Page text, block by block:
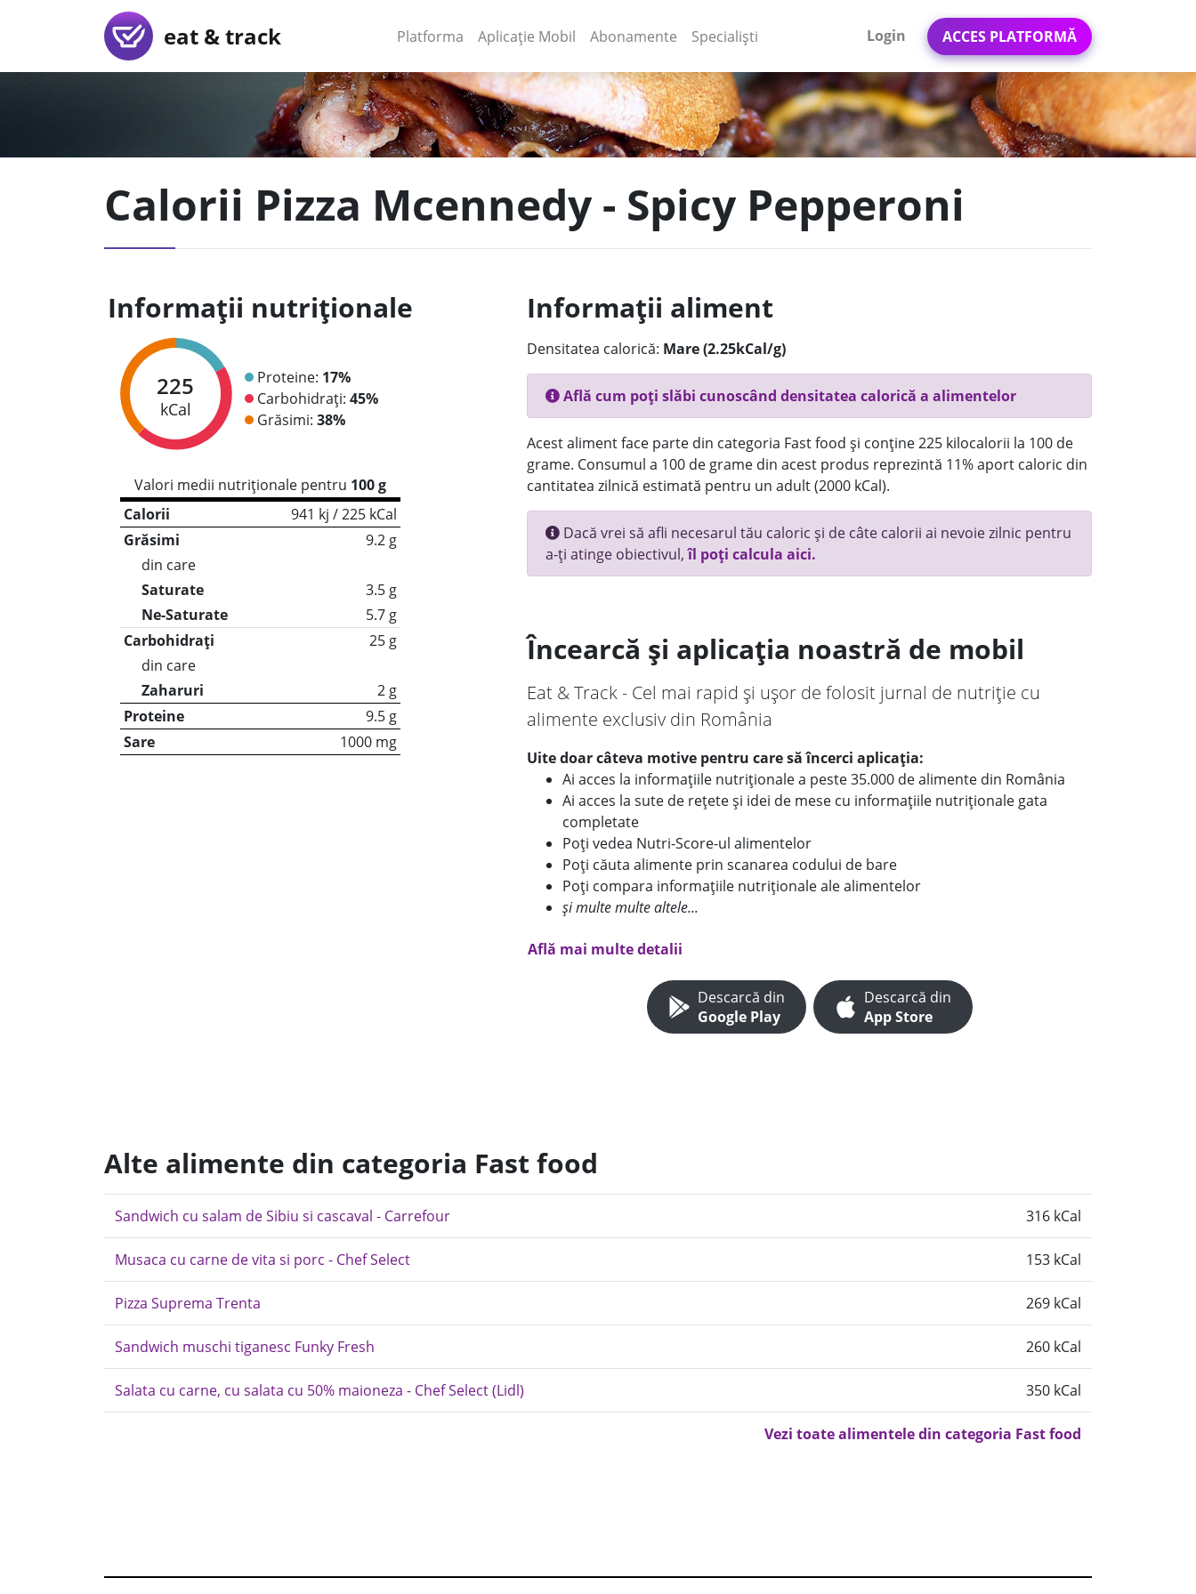
eat & track Platforma (current)
Aplicație Mobil (current)
Abonamente Specialiști Login ACCES PLATFORMĂ
Calorii Pizza Mcennedy - Spicy Pepperoni
Informații nutriționale
225
kCal
Proteine: 17%
Carbohidrați: 45%
Grăsimi: 38%
Valori medii nutriționale pentru 100 g
Calorii
941 kj / 225 kCal
Grăsimi
9.2 g
din care
Saturate
3.5 g
Ne-Saturate
5.7 g
Carbohidrați
25 g
din care
Zaharuri
2 g
Proteine
9.5 g
Sare
1000 mg
Informații aliment
Densitatea calorică: Mare (2.25kCal/g)
Află cum poți slăbi cunoscând densitatea calorică a alimentelor
Acest aliment face parte din categoria Fast food și conține 225 kilocalorii la 100 de
grame. Consumul a 100 de grame din acest produs reprezintă 11% aport caloric din
cantitatea zilnică estimată pentru un adult (2000 kCal).
Dacă vrei să afli necesarul tău caloric și de câte calorii ai nevoie zilnic pentru
a-ți atinge obiectivul,îl poți calcula aici.
Încearcă și aplicația noastră de mobil
Eat & Track - Cel mai rapid și ușor de folosit jurnal de nutriție cu
alimente exclusiv din România
Uite doar câteva motive pentru care să încerci aplicația:
Ai acces la informațiile nutriționale a peste 35.000 de alimente din România
Ai acces la sute de rețete și idei de mese cu informațiile nutriționale gata
completate
Poți vedea Nutri-Score-ul alimentelor
Poți căuta alimente prin scanarea codului de bare
Poți compara informațiile nutriționale ale alimentelor
și multe multe altele...
Află mai multe detalii
Descarcă din
Google Play
Descarcă din
App Store
Alte alimente din categoria Fast food
Sandwich cu salam de Sibiu si cascaval - Carrefour 316 kCal
Musaca cu carne de vita si porc - Chef Select 153 kCal
Pizza Suprema Trenta 269 kCal
Sandwich muschi tiganesc Funky Fresh 260 kCal
Salata cu carne, cu salata cu 50% maioneza - Chef Select (Lidl) 350 kCal
Vezi toate alimentele din categoria Fast food